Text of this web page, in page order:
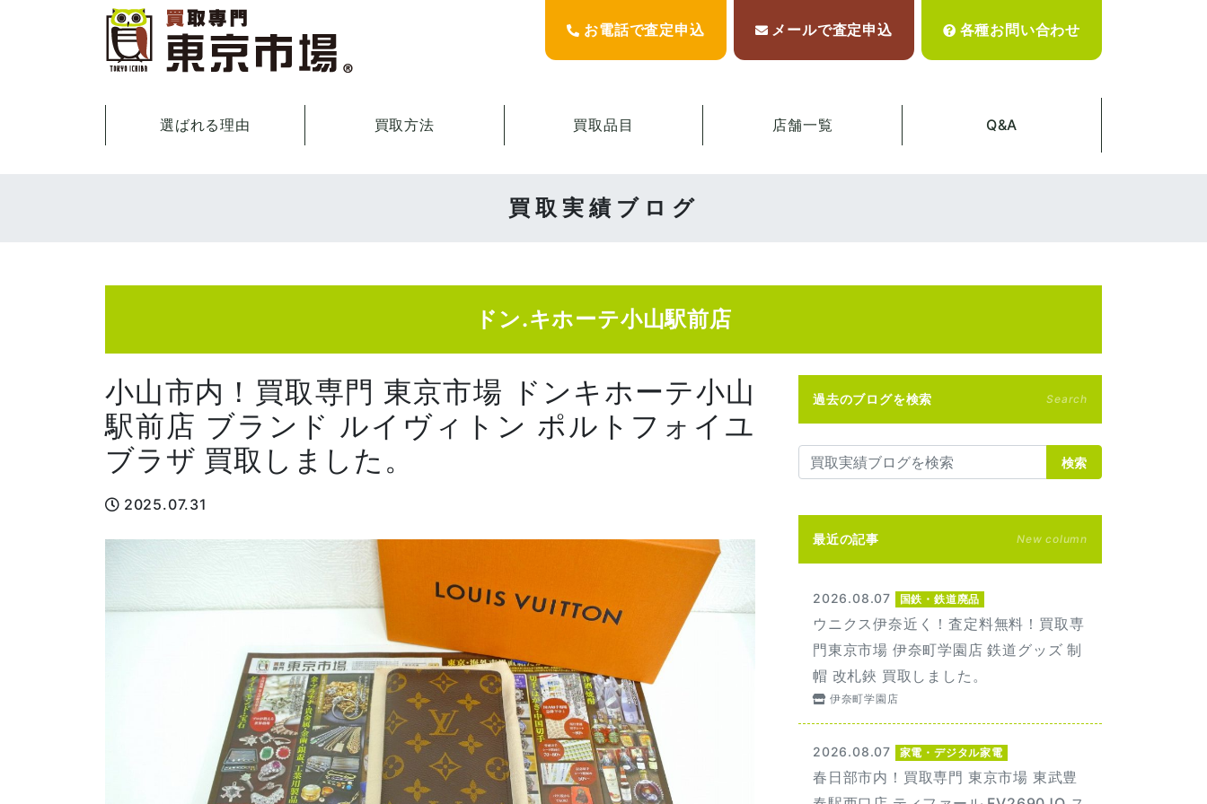
お電話で査定申込 メールで査定申込 各種お問い合わせ
選ばれる理由 買取方法 買取品目 店舗一覧 Q&A
買取実績ブログ
ドン.キホーテ小山駅前店
小山市内！買取専門 東京市場 ドンキホーテ小山
駅前店 ブランド ルイヴィトン ポルトフォイユ
ブラザ 買取しました。
2025.07.31
過去のブログを検索 Search
検索
最近の記事 New column
2026.08.07 国鉄・鉄道廃品
ウニクス伊奈近く！査定料無料！買取専
門東京市場 伊奈町学園店 鉄道グッズ 制
帽 改札鋏 買取しました。
伊奈町学園店
2026.08.07 家電・デジタル家電
春日部市内！買取専門 東京市場 東武豊